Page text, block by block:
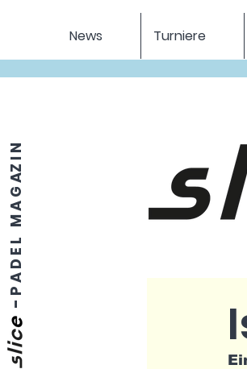
-
P A D E L M A G AZ I N
News Turniere